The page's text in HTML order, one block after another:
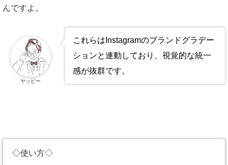
んですよ。
これらはInstagramのブランドグラデー
ションと連動しており、視覚的な統一
感が抜群です。
ヤッピー
◇使い方◇